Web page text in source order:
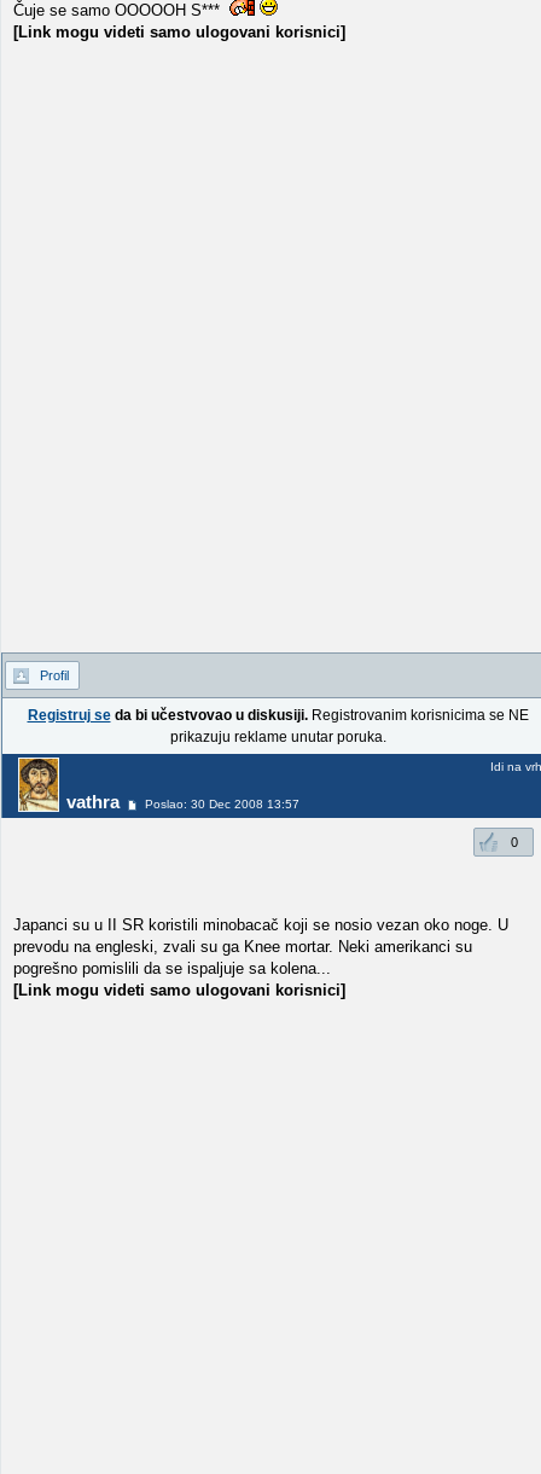
Čuje se samo OOOOOH S***
[Link mogu videti samo ulogovani korisnici]
Profil
Registruj seda bi učestvovao u diskusiji.Registrovanim korisnicima se NE
prikazuju reklame unutar poruka.
vathra Poslao: 30 Dec 2008 13:57
Idi na vrh
0
Japanci su u II SR koristili minobacač koji se nosio vezan oko noge. U
prevodu na engleski, zvali su ga Knee mortar. Neki amerikanci su
pogrešno pomislili da se ispaljuje sa kolena...
[Link mogu videti samo ulogovani korisnici]